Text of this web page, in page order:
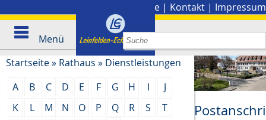
Presse | Kontakt | Impressum
Menü
Startseite» Rathaus » Dienstleistungen
A
B C D E F G H I
J
K
L M N O P Q R S
T